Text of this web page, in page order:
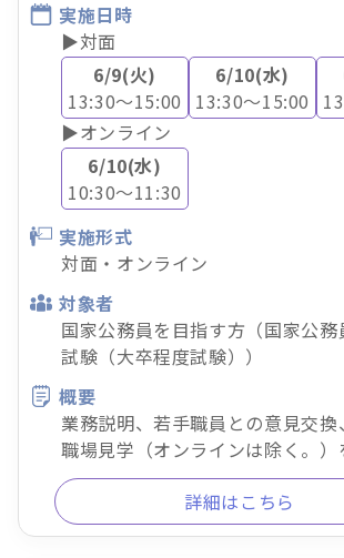
詳細はこちら
実施日時
▶対面
6/9(火)
13:30～15:00
6/10(水)
13:30～15:00
▶オンライン
6/10(水)
10:30～11:30
実施形式
対面・オンライン
対象者
国家公務員を目指す方（国家公
試験（大卒程度試験））
概要
業務説明、若手職員との意見交換
職場見学（オンラインは除く。）